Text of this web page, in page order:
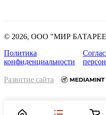
© 2026, ООО "МИР
Политика
конфиденциальности
Развитие сайта